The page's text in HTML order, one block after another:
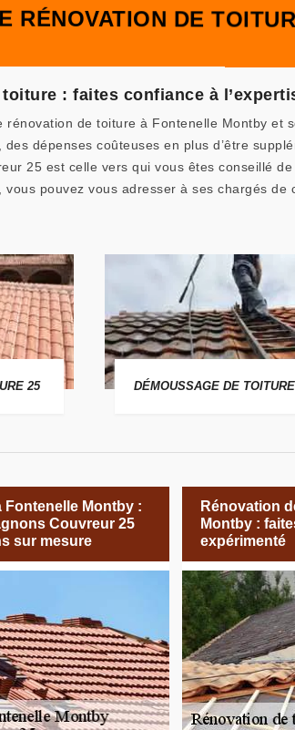
RÉNOVATION DE
: faites confiance à
rénovation de toiture à Fontenelle Montby et
des dépenses coûteuses en plus d’être
25 est celle vers qui vous êtes conseillé
pouvez vous adresser à ses chargés de
25 DÉMOUSSAGE DE
Fontenelle Montby :
Couvreur 25
sur mesure
Rénovation
Montby :
expérimenté